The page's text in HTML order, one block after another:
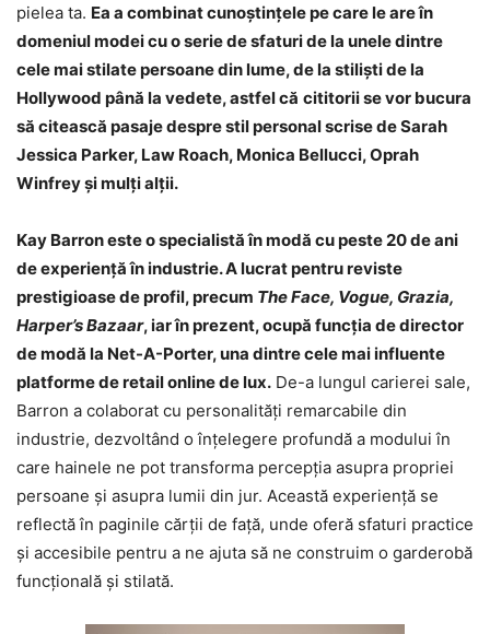
pielea ta. Ea a combinat cunoștințele pe care le are în
domeniul modei cu o serie de sfaturi de la unele dintre
cele mai stilate persoane din lume, de la stiliști de la
Hollywood până la vedete, astfel că cititorii se vor bucura
să citească pasaje despre stil personal scrise de Sarah
Jessica Parker, Law Roach, Monica Bellucci, Oprah
Winfrey și mulți alții.
Kay Barron este o specialistă în modă cu peste 20 de ani
de experiență în industrie. A lucrat pentru reviste
prestigioase de profil, precum The Face, Vogue, Grazia,
Harper’s Bazaar, iar în prezent, ocupă funcția de director
de modă la Net-A-Porter, una dintre cele mai influente
platforme de retail online de lux. De-a lungul carierei sale,
Barron a colaborat cu personalități remarcabile din
industrie, dezvoltând o înțelegere profundă a modului în
care hainele ne pot transforma percepția asupra propriei
persoane și asupra lumii din jur. Această experiență se
reflectă în paginile cărții de față, unde oferă sfaturi practice
și accesibile pentru a ne ajuta să ne construim o garderobă
funcțională și stilată.